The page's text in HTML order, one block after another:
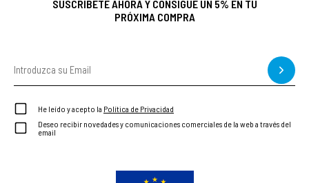
SUSCRÍBETE AHORA Y CONSIGUE UN 5% EN TU
PRÓXIMA COMPRA
He leído y acepto la Política de Privacidad
Deseo recibir novedades y comunicaciones comerciales de la web a través del
email